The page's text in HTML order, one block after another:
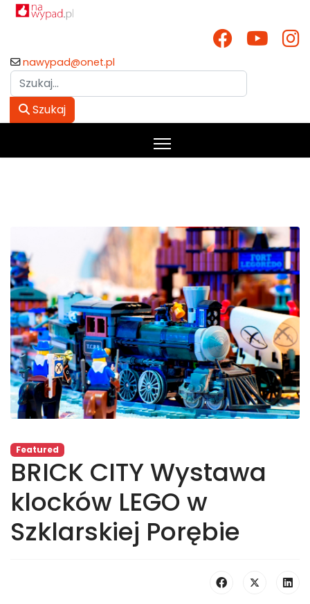
nawypad@onet.pl
Szukaj
Szukaj
Featured
BRICK CITY Wystawa
klocków LEGO w
Szklarskiej Porębie